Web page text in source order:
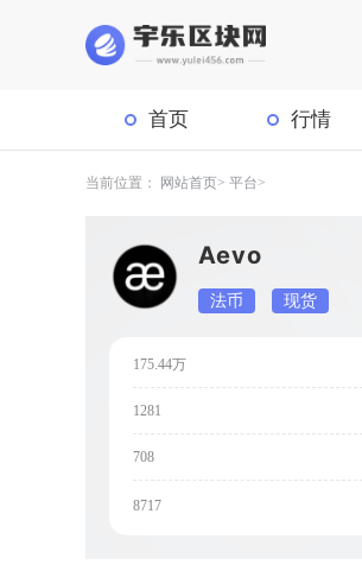
首页 行情
当前位置： 网站首页 平台
Aevo
法币 现货
175.44万
1281
708
8717